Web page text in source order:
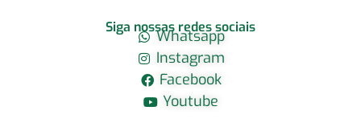
Siga nossas redes sociais
Whatsapp
Instagram
Facebook
Youtube